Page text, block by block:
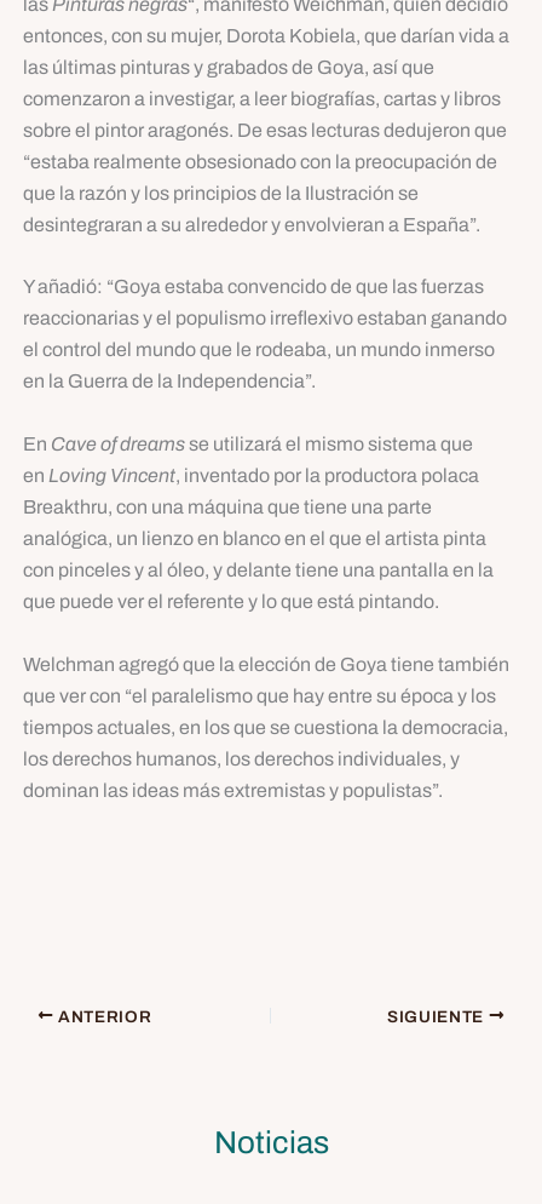
entonces, con su mujer, Dorota Kobiela, que darían vida a
las últimas pinturas y grabados de Goya, así que
comenzaron a investigar, a leer biografías, cartas y libros
sobre el pintor aragonés. De esas lecturas dedujeron que
“estaba realmente obsesionado con la preocupación de
que la razón y los principios de la Ilustración se
desintegraran a su alrededor y envolvieran a España”.
Y añadió: “Goya estaba convencido de que las fuerzas
reaccionarias y el populismo irreflexivo estaban ganando
el control del mundo que le rodeaba, un mundo inmerso
en la Guerra de la Independencia”.
En Cave of dreamsse utilizará el mismo sistema que
en Loving Vincent, inventado por la productora polaca
Breakthru, con una máquina que tiene una parte
analógica, un lienzo en blanco en el que el artista pinta
con pinceles y al óleo, y delante tiene una pantalla en la
que puede ver el referente y lo que está pintando.
Welchman agregó que la elección de Goya tiene también
que ver con “el paralelismo que hay entre su época y los
tiempos actuales, en los que se cuestiona la democracia,
los derechos humanos, los derechos individuales, y
dominan las ideas más extremistas y populistas”.
ANTERIOR SIGUIENTE
Noticias